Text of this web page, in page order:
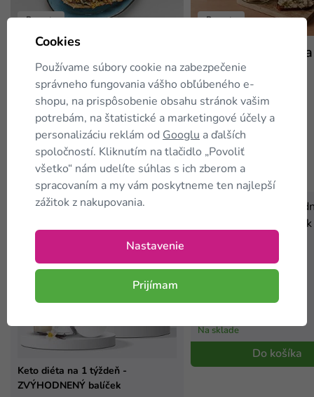
Vajíčková nátierka
Zákazníci tiežkupujú
Keto diéta na 1 týždeň -
ZVÝHODNENÝ balíček
Do košíka
ZVÝHODNENÝ balíček
Na sklade
Cookies
Používame súbory cookie na zabezpečenie
správneho fungovania vášho obľúbeného e-
shopu, na prispôsobenie obsahu stránok vašim
potrebám, na štatistické a marketingové účely a
personalizáciu reklám od Googlu a ďalších
spoločností. Kliknutím na tlačidlo „Povoliť
všetko“ nám udelíte súhlas s ich zberom a
spracovaním a my vám poskytneme ten najlepší
zážitok z nakupovania.
Nastavenie
Prijímam